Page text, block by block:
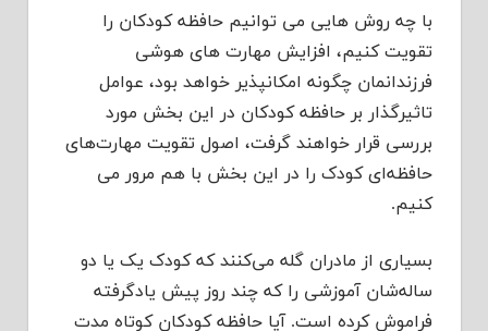
با چه روش هایی می توانیم حافظه کودکان را
تقویت کنیم، افزایش مهارت های هوشی
فرزندانمان چگونه امکانپذیر خواهد بود، عوامل
تاثیرگذار بر حافظه کودکان در این بخش مورد
بررسی قرار خواهند گرفت، اصول تقویت مهارت‌های
حافظه‌ای کودک را در این بخش با هم مرور می
کنیم.
بسیاری از مادران گله می‌کنند که کودک یک یا دو
ساله‌شان آموزشی را که چند روز پیش یادگرفته
فراموش کرده است. آیا حافظه کودکان کوتاه مدت